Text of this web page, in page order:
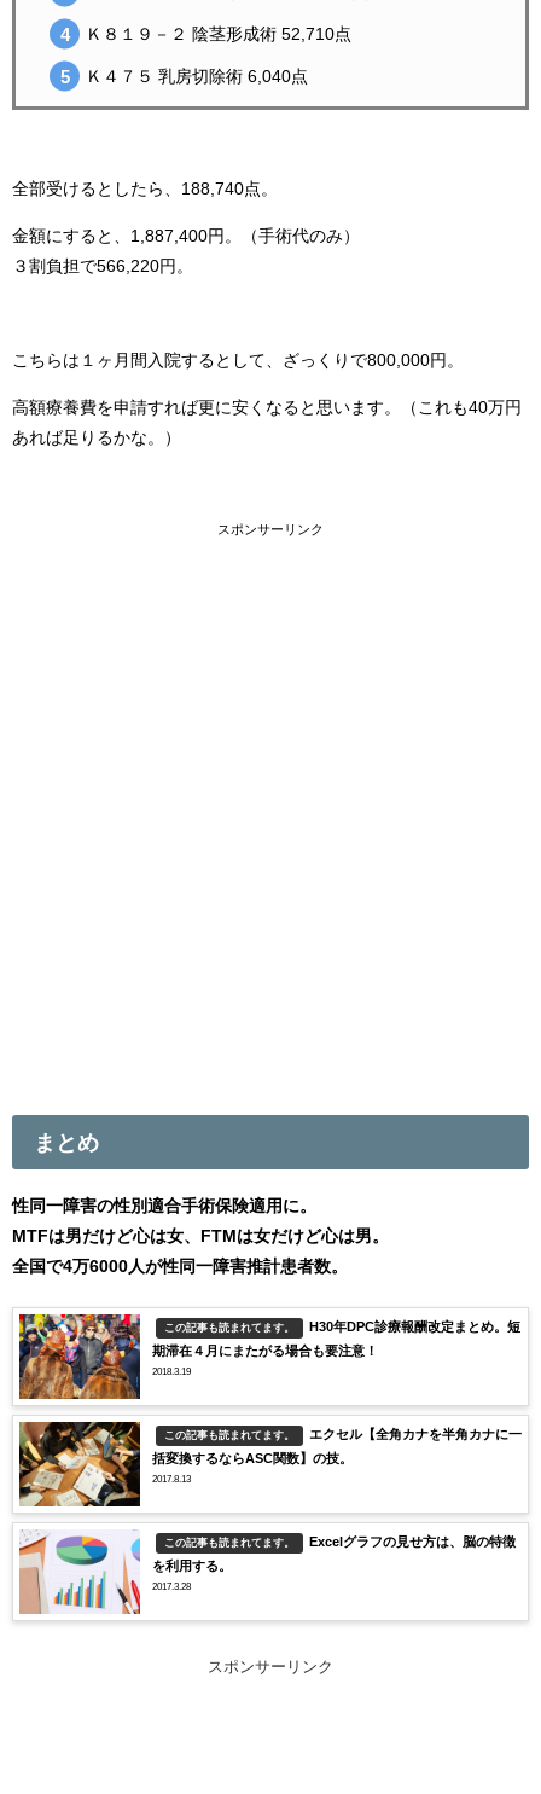
Ｋ８１９－２ 陰茎形成術 52,710点
Ｋ４７５ 乳房切除術 6,040点
全部受けるとしたら、188,740点。
金額にすると、1,887,400円。（手術代のみ）
３割負担で566,220円。
こちらは１ヶ月間入院するとして、ざっくりで800,000円。
高額療養費を申請すれば更に安くなると思います。（これも40万円
あれば足りるかな。）
スポンサーリンク
まとめ
性同一障害の性別適合手術保険適用に。
MTFは男だけど心は女、FTMは女だけど心は男。
全国で4万6000人が性同一障害推計患者数。
この記事も読まれてます。
H30年DPC診療報酬改定まとめ。短
期滞在４月にまたがる場合も要注意！
2018.3.19
この記事も読まれてます。
エクセル【全角カナを半角カナに一
括変換するならASC関数】の技。
2017.8.13
この記事も読まれてます。
Excelグラフの見せ方は、脳の特徴
を利用する。
2017.3.28
スポンサーリンク